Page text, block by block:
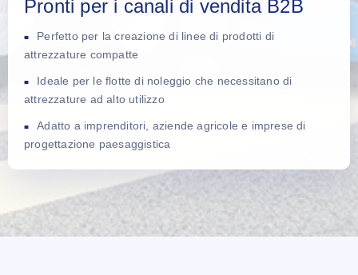
Pronti per i canali di vendita B2B
Perfetto per la creazione di linee di prodotti di
attrezzature compatte
Ideale per le flotte di noleggio che necessitano di
attrezzature ad alto utilizzo
Adatto a imprenditori, aziende agricole e imprese di
progettazione paesaggistica